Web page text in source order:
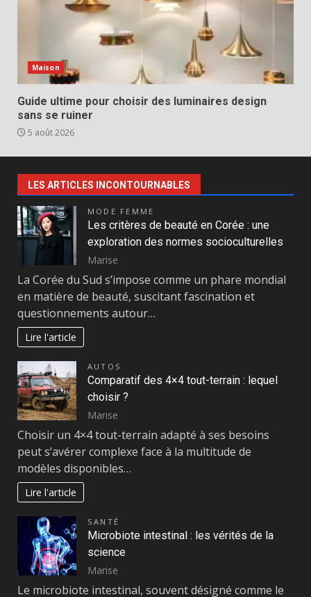
Maison
Guide ultime pour choisir des luminaires design
sans se ruiner
5 août 2026
LES ARTICLES INCONTOURNABLES
MODE FEMME
Les critères de beauté en Corée : une
exploration des normes socioculturelles
Marise
La Corée du Sud s’impose comme un phare mondial
en matière de beauté, suscitant fascination et
questionnements autour…
Lire l'article
AUTOS
Comparatif des 4×4 tout-terrain : lequel
choisir ?
Marise
Choisir un 4×4 tout-terrain adapté à ses besoins
peut s’avérer complexe face à la multitude de
modèles disponibles…
Lire l'article
SANTÉ
Microbiote intestinal : les vérités de la
science
Marise
Le microbiote intestinal, souvent désigné comme le